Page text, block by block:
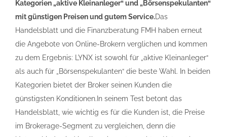
Kategorien „aktive Kleinanleger“ und „Börsenspekulanten“
mit günstigen Preisen und gutem Service.Das
Handelsblatt und die Finanzberatung FMH haben erneut
die Angebote von Online-Brokern verglichen und kommen
zu dem Ergebnis: LYNX ist sowohl für „aktive Kleinanleger“
als auch für „Börsenspekulanten“ die beste Wahl. In beiden
Kategorien bietet der Broker seinen Kunden die
günstigsten Konditionen.In seinem Test betont das
Handelsblatt, wie wichtig es für die Kunden ist, die Preise
im Brokerage-Segment zu vergleichen, denn die